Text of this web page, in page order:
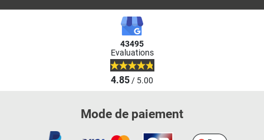
43495
Evaluations
4.85/ 5.00
Mode de paiement